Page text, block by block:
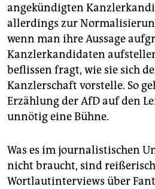
angekündigten
allerdings zur
wenn man ihre Aussage
Kanzlerkandidaten
beflissen fragt, wie sie sich
Kanzlerschaft vorstelle. So
Erzählung der AfD auf den
unnötig eine Bühne.
Was es im journalistischen
nicht braucht, sind
Wortlautinterviews über